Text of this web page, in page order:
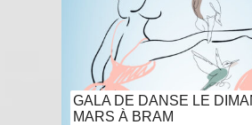
GALA DE DANSE LE
MARS À BRAM